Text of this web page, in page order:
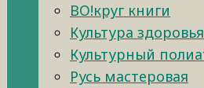
ВО!круг книги
Культура
Культурный
Русь мастеровая